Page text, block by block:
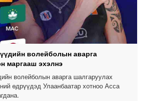
волейболын аварга
маргааш эхэлнэ
волейболын аварга шалгаруулах
өдрүүдэд Улаанбаатар хотноо Асса